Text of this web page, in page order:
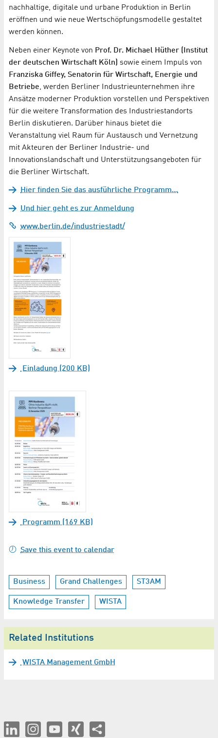
nachhaltige, digitale und urbane Produktion in Berlin
eröffnen und wie neue Wertschöpfungsmodelle gestaltet
werden können.
Neben einer Keynote von Prof. Dr. Michael Hüther (Institut
der deutschen Wirtschaft Köln) sowie einem Impuls von
Franziska Giffey, Senatorin für Wirtschaft, Energie und
Betriebe, werden Berliner Industrieunternehmen ihre
Ansätze moderner Produktion vorstellen und Perspektiven
für die weitere Transformation des Industriestandorts
Berlin diskutieren. Darüber hinaus bietet die
Veranstaltung viel Raum für Austausch und Vernetzung
mit Akteuren der Berliner Industrie- und
Innovationslandschaft und Unterstützungsangeboten für
die Berliner Wirtschaft.
Hier finden Sie das ausführliche Programm…
Und hier geht es zur Anmeldung
www.berlin.de/industriestadt/
Einladung (200 KB)
Programm (169 KB)
Save this event to calendar
Business Grand Challenges ST3AM
Knowledge Transfer WISTA
Related Institutions
WISTA Management GmbH